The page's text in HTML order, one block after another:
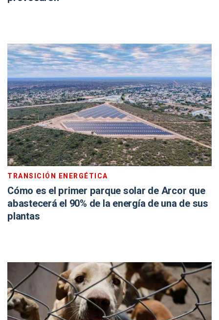
TRANSICIÓN ENERGÉTICA
Cómo es el primer parque solar de Arcor que
abastecerá el 90% de la energía de una de sus
plantas